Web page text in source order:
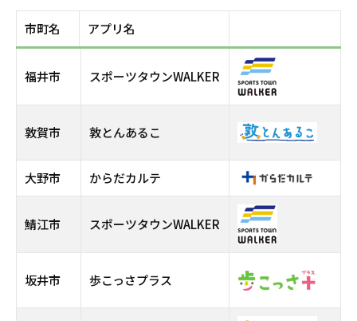
市町名 アプリ名
福井市 スポーツタウンWALKER
敦賀市 敦とんあるこ
大野市 からだカルテ
鯖江市 スポーツタウンWALKER
坂井市 歩こっさプラス